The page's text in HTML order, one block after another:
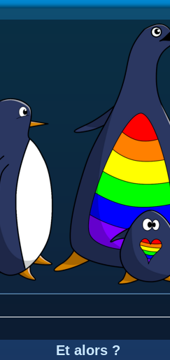
Et alors ?